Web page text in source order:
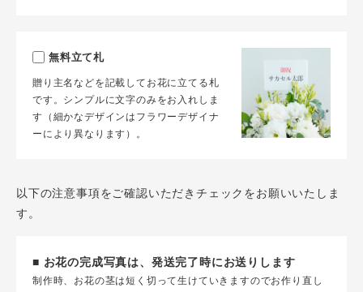
無料立て札
贈り主名などを記載してお花に立てる札
です。シンプルに文字のみをお入れしま
す（細かなデザインはフラワーデザイナ
ーにより異なります）。
以下の注意事項をご確認いただきチェックをお願いいたしま
す。
■ お花の完成写真は、発送完了時にお送りします
制作時、お花の茎は短く切って生けていきますのでお作り直し